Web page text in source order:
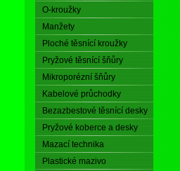
O-kroužky
Manžety
Ploché těsnící kroužky
Pryžové těsnící šňůry
Mikroporézní šňůry
Kabelové průchodky
Bezazbestové těsnící desky
Pryžové koberce a desky
Mazací technika
Plastické mazivo